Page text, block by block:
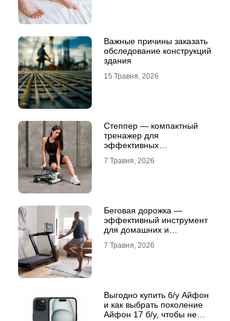
Важные причины заказать
обследование конструкций
здания
15 Травня, 2026
Степпер — компактный
тренажер для
эффективных
7 Травня, 2026
Беговая дорожка —
эффективный инструмент
для домашних и
тренировок
7 Травня, 2026
Выгодно купить б/у Айфон
и как выбрать поколение
Айфон 17 б/у, чтобы не